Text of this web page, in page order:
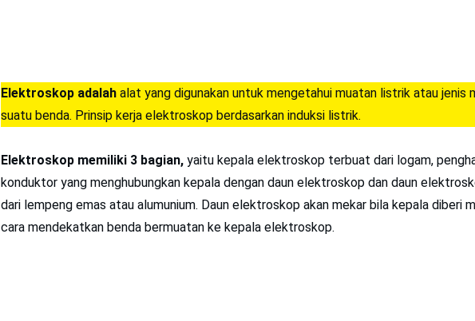
Elektroskop adalah alat yang digunakan untuk mengetahui muatan listrik atau jenis
suatu benda. Prinsip kerja elektroskop berdasarkan induksi listrik.
Elektroskop memiliki 3 bagian, yaitu kepala elektroskop terbuat dari logam,
konduktor yang menghubungkan kepala dengan daun elektroskop dan daun
dari lempeng emas atau alumunium. Daun elektroskop akan mekar bila kepala diberi
cara mendekatkan benda bermuatan ke kepala elektroskop.